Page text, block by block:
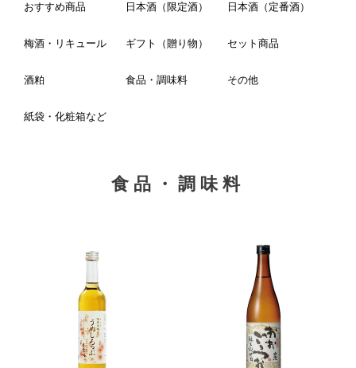
おすすめ商品 日本酒（限定酒） 日本酒（定番酒）
梅酒・リキュール ギフト（贈り物） セット商品
酒粕 食品・調味料 その他
紙袋・化粧箱など
食品・調味料